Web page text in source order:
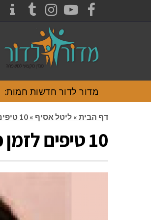
FACEBOOK
YOUTUBE
INSTAGRAM
TUMBLR
מדור לדור חדשות חמות:
דף הבית » ליטל אסיף » 10 טיפים לזמן פנוי
10 טיפים לזמן פנוי